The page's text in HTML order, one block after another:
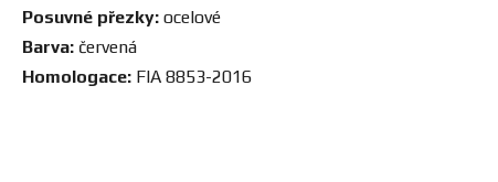
Posuvné přezky: ocelové
Barva: červená
Homologace: FIA 8853-2016